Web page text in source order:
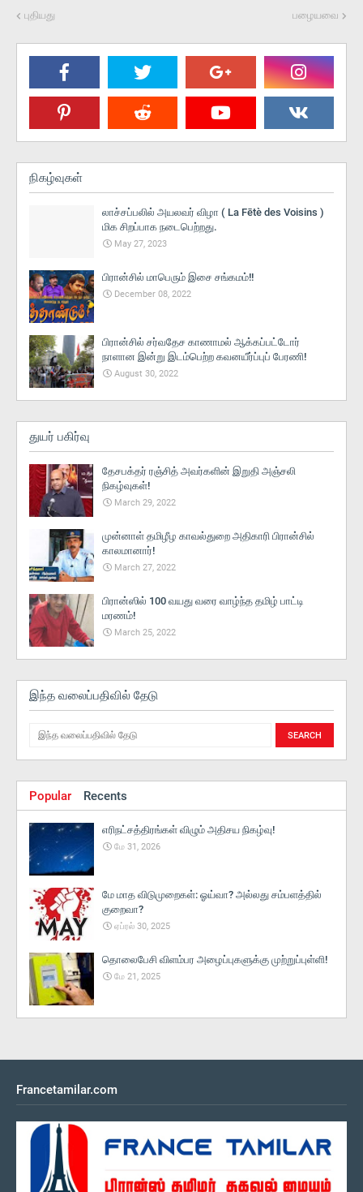
புதியது பழையவை
நிகழ்வுகள்
லாச்சப்பலில் அயலவர் விழா ( La Fētè des Voisins )
மிக சிறப்பாக நடைபெற்றது.
May 27, 2023
பிரான்சில் மாபெரும் இசை சங்கமம்!!
December 08, 2022
பிரான்சில் சர்வதேச காணாமல் ஆக்கப்பட்டோர்
நாளான இன்று இடம்பெற்ற கவனயீர்ப்புப் பேரணி!
August 30, 2022
துயர் பகிர்வு
தேசபக்தர் ரஞ்சித் அவர்களின் இறுதி அஞ்சலி
நிகழ்வுகள்!
March 29, 2022
முன்னாள் தமிழீழ காவல்துறை அதிகாரி பிரான்சில்
காலமானார்!
March 27, 2022
பிரான்ஸில் 100 வயது வரை வாழ்ந்த தமிழ் பாட்டி
மரணம்!
March 25, 2022
இந்த வலைப்பதிவில் தேடு
Popular Recents
எரிநட்சத்திரங்கள் விழும் அதிசய நிகழ்வு!
மே 31, 2026
மே மாத விடுமுறைகள்: ஓய்வா? அல்லது சம்பளத்தில்
குறைவா?
ஏப்ரல் 30, 2025
தொலைபேசி விளம்பர அழைப்புகளுக்கு முற்றுப்புள்ளி!
மே 21, 2025
Francetamilar.com